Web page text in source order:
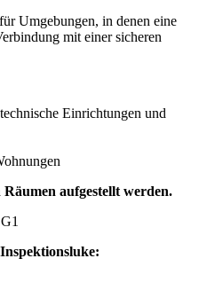
Umgebungen, in denen eine
mit einer sicheren
Einrichtungen und
aufgestellt werden.